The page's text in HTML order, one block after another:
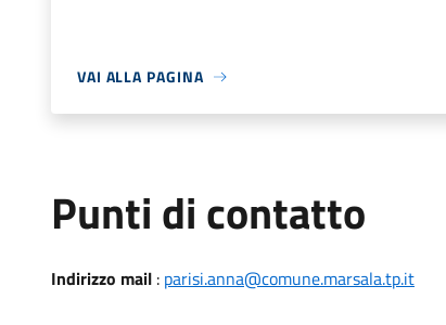
VAI ALLA PAGINA
Punti di contatto
Indirizzo mail: parisi.anna@comune.marsala.tp.it